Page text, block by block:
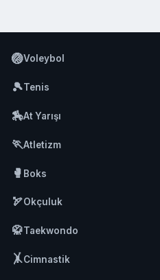
🏐Voleybol
🎾Tenis
🏇At Yarışı
🏃Atletizm
🥊 Boks
🏹Okçuluk
🥋Taekwondo
🤸Cimnastik